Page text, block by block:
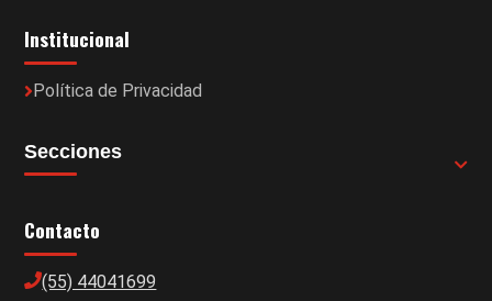
Institucional
Política de Privacidad
Secciones
Contacto
(55) 44041699